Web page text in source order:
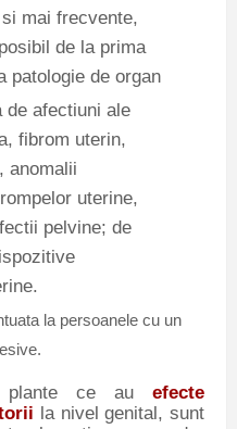
mai frecvente,
de la prima
patologie de organ
afectiuni ale
fibrom uterin,
anomalii
uterine,
pelvine; de
la persoanele cu un
plante ce auefecte
la nivel genital, sunt